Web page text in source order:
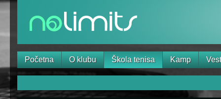
Početna O klubu Škola tenisa Kamp